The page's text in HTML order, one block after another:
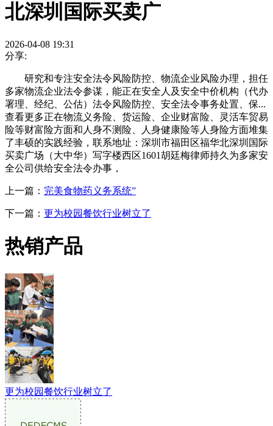
北深圳国际买卖广
2026-04-08 19:31
分享:
研究和专注安全法令风险防控、物流企业风险办理，担任
多家物流企业法令参谋，能正在安全人及安全中价机构（代办
署理、经纪、公估）法令风险防控、安全法令事务处置、保...
查看更多正在物流义务险、货运险、企业财富险、灵活车贸易
险等财富险方面和人身不测险、人身健康险等人身险方面堆集
了丰硕的实践经验，联系地址：深圳市福田区福华北深圳国际
买卖广场（大中华）写字楼西区1601胡廷梅律师持久为多家安
全公司供给安全法令办事，
上一篇： 完美食物药义务系统”
下一篇： 更为校园餐饮行业树立了
热销产品
更为校园餐饮行业树立了